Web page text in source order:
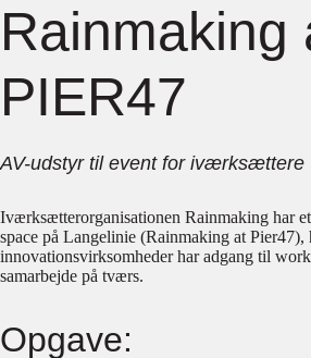
Rainmaking
PIER47
AV-udstyr til event for iværksættere
Iværksætterorganisationen Rainmaking har
space på Langelinie (Rainmaking at Pier47),
innovationsvirksomheder har adgang til
samarbejde på tværs.
Opgave: